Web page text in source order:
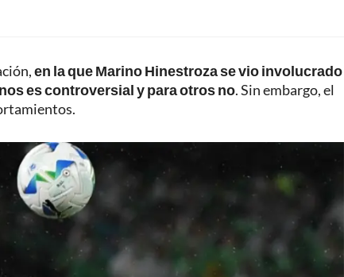
en la que Marino Hinestroza se vio involucrado
es controversial y para otros no. Sin embargo, el